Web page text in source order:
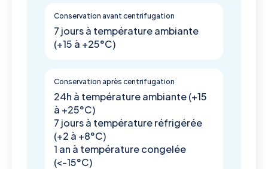
Conservation avant centrifugation
7 jours à température ambiante
(+15 à +25°C)
Conservation après centrifugation
24h à température ambiante (+15
à +25°C)
7 jours à température réfrigérée
(+2 à +8°C)
1 an à température congelée
(<-15°C)